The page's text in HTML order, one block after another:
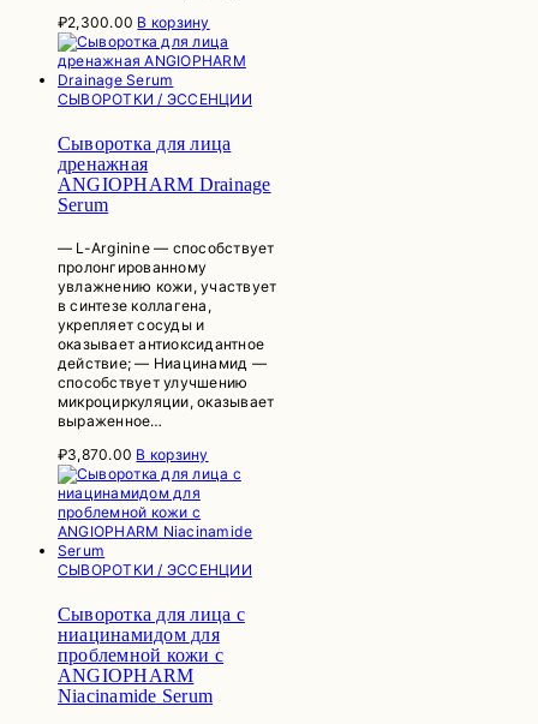
₽2,300.00 В корзину
СЫВОРОТКИ / ЭССЕНЦИИ
Сыворотка для лица
дренажная
ANGIOPHARM Drainage
Serum
— L-Arginine — способствует
пролонгированному
увлажнению кожи, участвует
в синтезе коллагена,
укрепляет сосуды и
оказывает антиоксидантное
действие; — Ниацинамид —
способствует улучшению
микроциркуляции, оказывает
выраженное…
₽3,870.00 В корзину
СЫВОРОТКИ / ЭССЕНЦИИ
Сыворотка для лица с
ниацинамидом для
проблемной кожи c
ANGIOPHARM
Niacinamide Serum